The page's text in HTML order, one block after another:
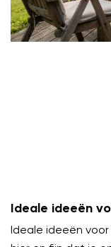
Ideale ideeën
Ideale ideeën